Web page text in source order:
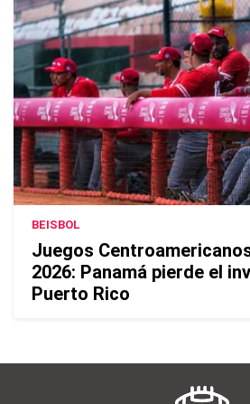
BEISBOL
Juegos
2026: Panamá pierde el
Puerto Rico